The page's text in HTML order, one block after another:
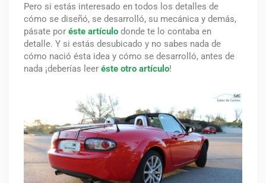
Pero si estás interesado en todos los detalles de
cómo se diseñó, se desarrolló, su mecánica y demás,
pásate por éste artículo donde te lo contaba en
detalle. Y si estás desubicado y no sabes nada de
cómo nació ésta idea y cómo se desarrolló, antes de
nada ¡deberías leer éste otro artículo!